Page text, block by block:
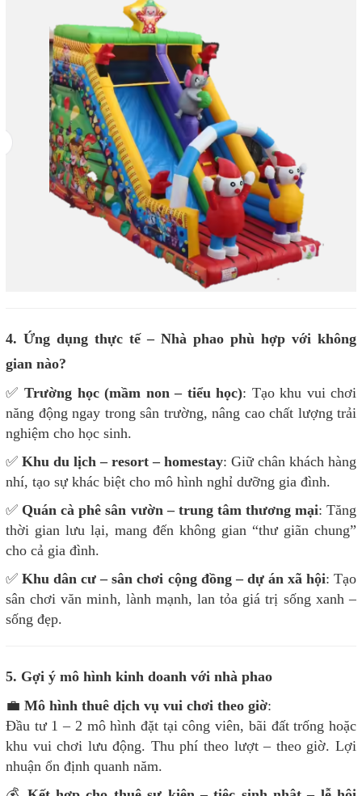
4. Ứng dụng thực tế – Nhà phao phù hợp với không
gian nào?
✅ Trường học (mầm non – tiểu học): Tạo khu vui chơi
năng động ngay trong sân trường, nâng cao chất lượng trải
nghiệm cho học sinh.
✅ Khu du lịch – resort – homestay: Giữ chân khách hàng
nhí, tạo sự khác biệt cho mô hình nghỉ dưỡng gia đình.
✅ Quán cà phê sân vườn – trung tâm thương mại: Tăng
thời gian lưu lại, mang đến không gian “thư giãn chung”
cho cả gia đình.
✅Khu dân cư – sân chơi cộng đồng – dự án xã hội: Tạo
sân chơi văn minh, lành mạnh, lan tỏa giá trị sống xanh –
sống đẹp.
5. Gợi ý mô hình kinh doanh với nhà phao
💼 Mô hình thuê dịch vụ vui chơi theo giờ:
Đầu tư 1 – 2 mô hình đặt tại công viên, bãi đất trống hoặc
khu vui chơi lưu động. Thu phí theo lượt – theo giờ. Lợi
nhuận ổn định quanh năm.